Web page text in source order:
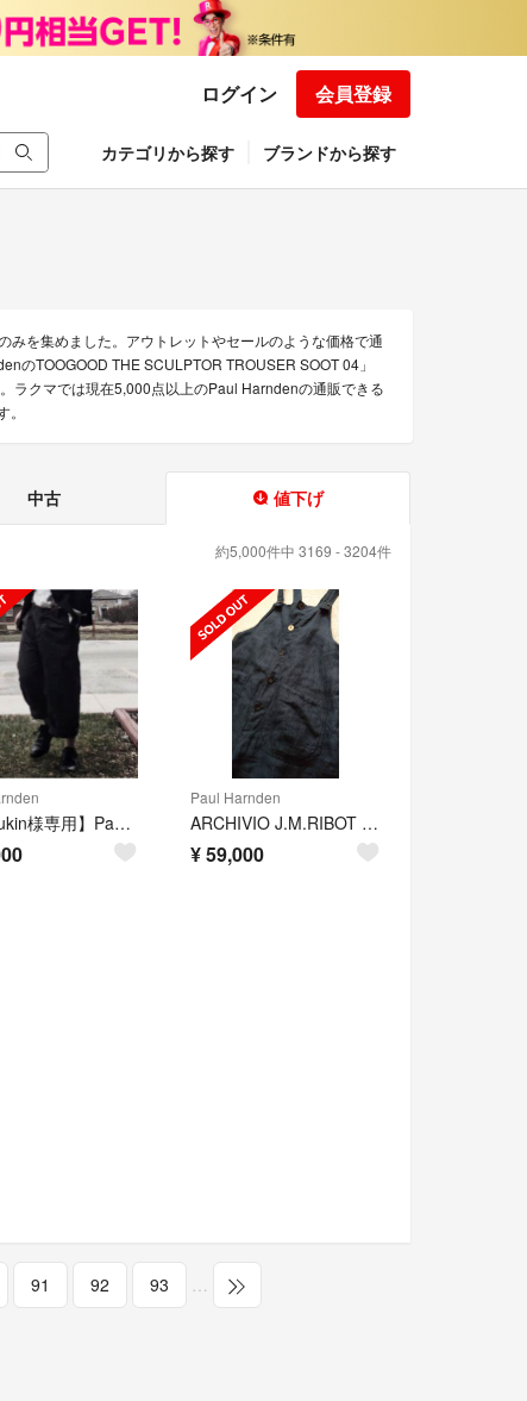
ログイン 会員登録
カテゴリから探す ブランドから探す
を集めました。アウトレットやセールのような価格で通
のTOOGOOD THE SCULPTOR TROUSER SOOT 04」
ラクマでは現在5,000点以上のPaul Harndenの通販できる
中古 値下げ
約5,000件中 3169 - 3204件
【Mitsukin様専用】Paul Harnden Belt Jean
Paul Harnden
ARCHIVIO J.M.RIBOT オーバーオール
¥59,000
91 92 93 …